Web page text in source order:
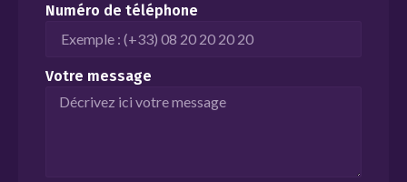
Numéro de téléphone
Votre message